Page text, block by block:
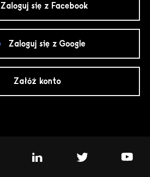
Zaloguj się z Facebook
Zaloguj się z Google
Załóż konto